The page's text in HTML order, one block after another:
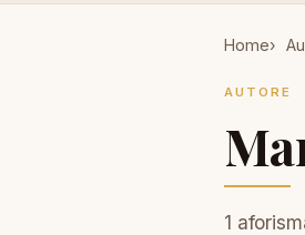
Home
AUTORE
1